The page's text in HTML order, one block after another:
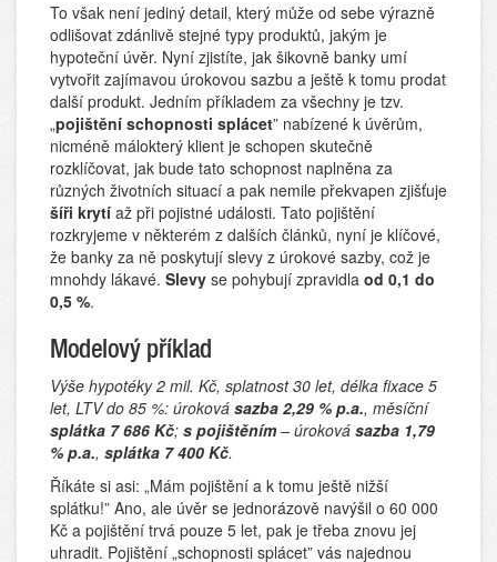
To však není jediný detail, který může od sebe výrazně
odlišovat zdánlivě stejné typy produktů, jakým je
hypoteční úvěr. Nyní zjistíte, jak šikovně banky umí
vytvořit zajímavou úrokovou sazbu a ještě k tomu prodat
další produkt. Jedním příkladem za všechny je tzv.
„pojištění schopnosti splácet” nabízené k úvěrům,
nicméně málokterý klient je schopen skutečně
rozklíčovat, jak bude tato schopnost naplněna za
různých životních situací a pak nemile překvapen zjišťuje
šíři krytí až při pojistné události. Tato pojištění
rozkryjeme v některém z dalších článků, nyní je klíčové,
že banky za ně poskytují slevy z úrokové sazby, což je
mnohdy lákavé. Slevy se pohybují zpravidla od 0,1 do
0,5 %.
Modelový příklad
Výše hypotéky 2 mil. Kč, splatnost 30 let, délka fixace 5
let, LTV do 85 %: úroková sazba 2,29 % p.a., měsíční
splátka 7 686 Kč; s pojištěním– úroková sazba 1,79
% p.a., splátka 7 400 Kč.
Říkáte si asi: „Mám pojištění a k tomu ještě nižší
splátku!” Ano, ale úvěr se jednorázově navýšil o 60 000
Kč a pojištění trvá pouze 5 let, pak je třeba znovu jej
uhradit. Pojištění „schopnosti splácet” vás najednou